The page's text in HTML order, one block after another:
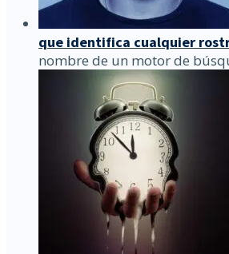
que identifica cualquier
nombre de un motor de